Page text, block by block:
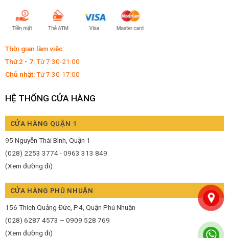
Thời gian làm việc:
Thứ 2 - 7:Từ 7:30-21:00
Chủ nhật:Từ 7:30-17:00
HỆ THỐNG CỬA HÀNG
CỬA HÀNG QUẬN 1
95 Nguyễn Thái Bình, Quận 1
(028) 2253 3774 - 0963 313 849
(Xem đường đi)
CỬA HÀNG PHÚ NHUẬN
156 Thích Quảng Đức, P.4, Quận Phú Nhuận
(028) 6287 4573 – 0909 528 769
(Xem đường đi)